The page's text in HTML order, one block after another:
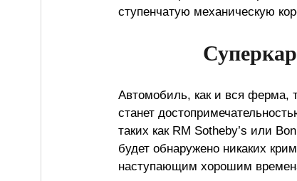
ступенчатую механическую
Автомобиль, как и вся ферма,
станет
таких как RM Sotheby’s или
будет обнаружено никаких
наступающим хорошим